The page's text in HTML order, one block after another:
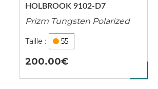
HOLBROOK 9102-D7
Prizm Tungsten Polarized
55
200.00